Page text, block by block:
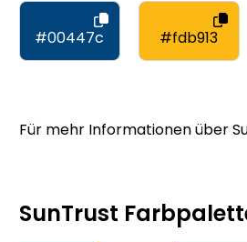
#00447c #fdb913
Für mehr Informationen über
SunTrust